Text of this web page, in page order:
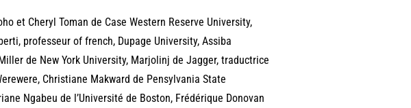
et Cheryl Toman de Case Western Reserve University,
professeur of french, Dupage University, Assiba
de New York University, Marjolinj de Jagger, traductrice
Christiane Makward de Pensylvania State
Ngabeu de l’Université de Boston, Frédérique Donovan